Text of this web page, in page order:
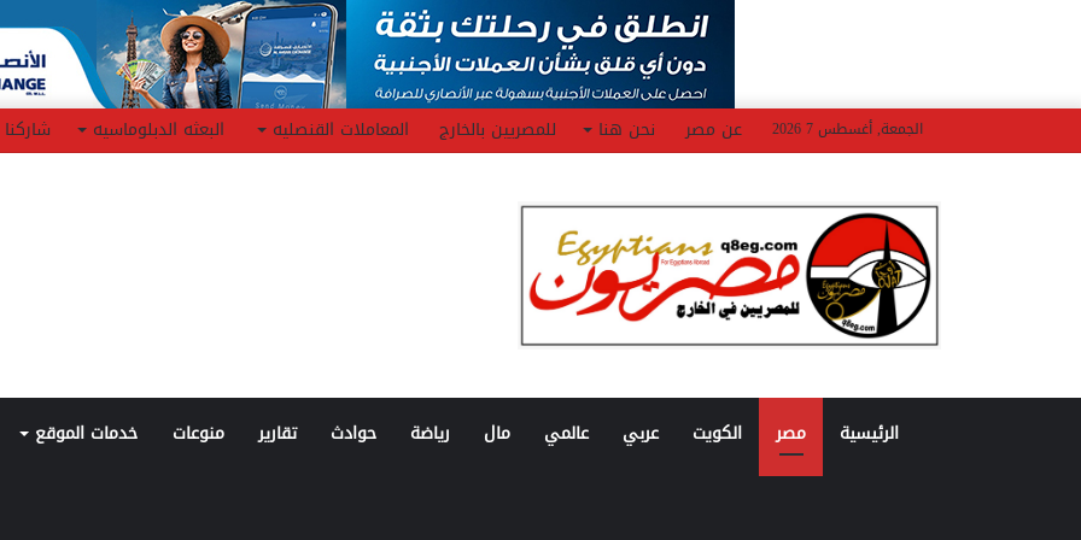
الجمعة, أغسطس 7 2026 عن مصر نحن هنا للمصريين بالخارج المعاملات القنصليه البعثه الدبلوماسيه شاركنا
الرئيسية مصر الكويت عربي عالمي مال رياضة حوادث تقارير منوعات خدمات الموقع